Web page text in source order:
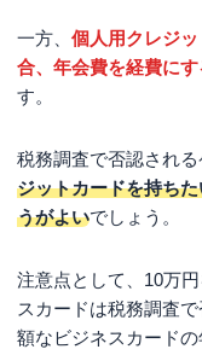
一方、 個人用クレジ
合、年会費を経費に
す。
税務調査で否認される
ジットカードを持ち
うがよいでしょう。
注意点として、10万
スカードは税務調査
額なビジネスカード